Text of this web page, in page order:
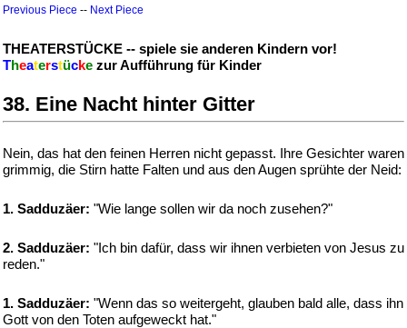
Previous Piece -- Next Piece
THEATERSTÜCKE -- spiele sie anderen Kindern vor!
Theaterstücke zur Aufführung für Kinder
38. Eine Nacht hinter Gitter
Nein, das hat den feinen Herren nicht gepasst. Ihre Gesichter waren
grimmig, die Stirn hatte Falten und aus den Augen sprühte der Neid:
1. Sadduzäer: "Wie lange sollen wir da noch zusehen?"
2. Sadduzäer: "Ich bin dafür, dass wir ihnen verbieten von Jesus zu
reden."
1. Sadduzäer: "Wenn das so weitergeht, glauben bald alle, dass ihn
Gott von den Toten aufgeweckt hat."